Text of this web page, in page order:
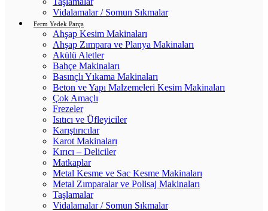
Vidalamalar / Somun Sıkmalar
Ferm Yedek Parça
Ahşap Kesim Makinaları
Ahşap Zımpara ve Planya Makinaları
Akülü Aletler
Bahçe Makinaları
Basınçlı Yıkama Makinaları
Beton ve Yapı Malzemeleri Kesim Makinaları
Çok Amaçlı
Frezeler
Isıtıcı ve Üfleyiciler
Karıştırıcılar
Karot Makinaları
Kırıcı – Deliciler
Matkaplar
Metal Kesme ve Sac Kesme Makinaları
Metal Zımparalar ve Polisaj Makinaları
Taşlamalar
Vidalamalar / Somun Sıkmalar